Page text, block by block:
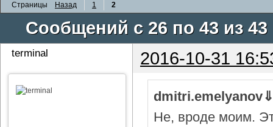
Страницы Назад 1 2
Сообщений с 26 по 43 из 43
terminal 2016-10-31
Не, вроде моим.